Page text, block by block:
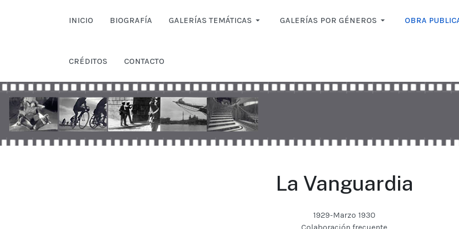
INICIO BIOGRAFÍA GALERÍAS TEMÁTICAS GALERÍAS POR GÉNEROS OBRA
CRÉDITOS CONTACTO
La Vanguardia
1929-Marzo 1930